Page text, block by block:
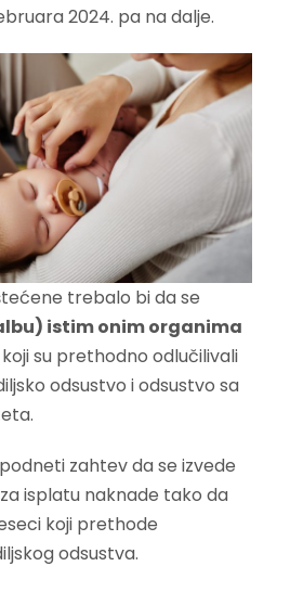
2024. pa na dalje.
trebalo bi da se
istim onim organima
su prethodno odlučilivali
odsustvo i odsustvo sa
zahtev da se izvede
isplatu naknade tako da
koji prethode
odsustva.